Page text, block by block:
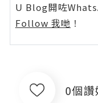
U Blog開咗
Follow 我哋 ！
0個讚